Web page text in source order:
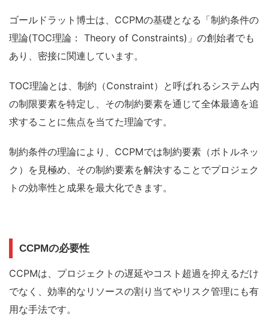
ゴールドラット博士は、CCPMの基礎となる「制約条件の
理論(TOC理論： Theory of Constraints)」の創始者でも
あり、密接に関連しています。
TOC理論とは、制約（Constraint）と呼ばれるシステム内
の制限要素を特定し、その制約要素を通じて全体最適を追
求することに焦点を当てた理論です。
制約条件の理論により、 CCPMでは制約要素（ボトルネッ
ク）を見極め、その制約要素を解決することでプロジェク
トの効率性と成果を最大化できます。
CCPMの必要性
CCPMは、プロジェクトの遅延やコスト超過を抑えるだけ
でなく、効率的なリソースの割り当てやリスク管理にも有
用な手法です。